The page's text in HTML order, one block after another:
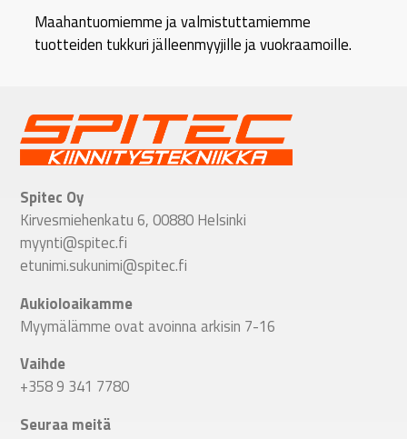
Maahantuomiemme ja valmistuttamiemme
tuotteiden tukkuri jälleenmyyjille ja vuokraamoille.
Spitec Oy
Kirvesmiehenkatu 6, 00880 Helsinki
myynti@spitec.fi
etunimi.sukunimi@spitec.fi
Aukioloaikamme
Myymälämme ovat avoinna arkisin 7-16
Vaihde
+358 9 341 7780
Seuraa meitä